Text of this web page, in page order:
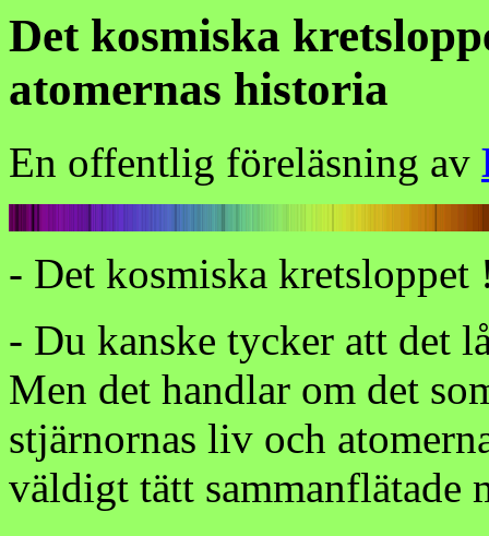
Det kosmiska
atomernas historia
En offentlig föreläsning av
- Det kosmiska kretsloppet
- Du kanske tycker att det
Men det handlar om det
stjärnornas liv och
väldigt tätt sammanflätade